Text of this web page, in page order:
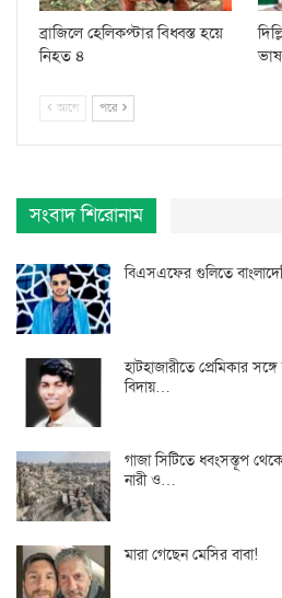
ব্রাজিলে হেলিকপ্টার বিধ্বস্ত হয়ে
নিহত ৪
আগে পরে
সংবাদ শিরোনাম
বিএসএফের গুলিতে
হাটহাজারীতে প্রেমিকার
বিদায়…
গাজা সিটিতে ধ্বংসস্তূপ
নারী ও…
মারা গেছেন মেসির বাবা!